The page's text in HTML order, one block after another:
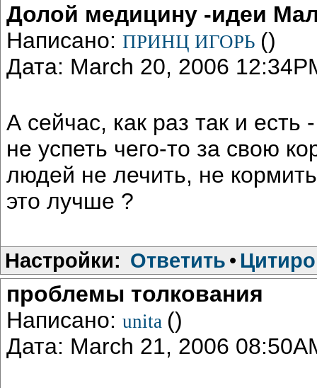
Долой медицину -идеи
Написано: ПРИНЦ ИГОРЬ ()
Дата: March 20, 2006
А сейчас, как раз так и есть
не успеть чего-то за свою
людей не лечить, не
это лучше ?
Настройки: Ответить •
проблемы толкования
Написано: unita ()
Дата: March 21, 2006